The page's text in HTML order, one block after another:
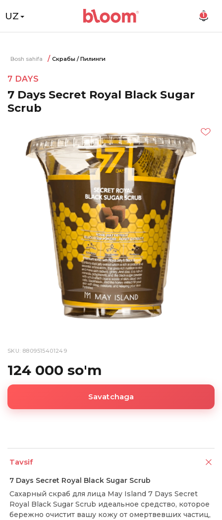
UZ 1
Bosh sahifa Скрабы / Пилинги
7 DAYS
7 Days Secret Royal Black Sugar
Scrub
SKU: 8809515401249
124 000 so'm
Savatchaga
Tavsif
7 Days Secret Royal Black Sugar Scrub
Сахарный скраб для лица May Island 7 Days Secret
Royal Black Sugar Scrub идеальное средство, которое
бережно очистит вашу кожу от омертвевших частиц,